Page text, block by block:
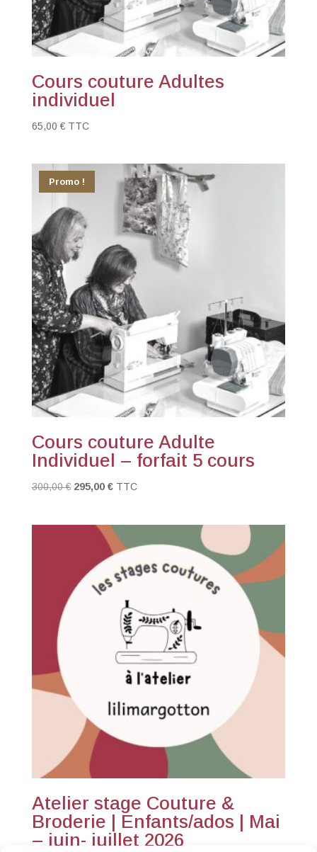
Cours couture Adultes
individuel
65,00€ TTC
Promo !
Cours couture Adulte
Individuel – forfait 5 cours
300,00€ Le
300,00 €.
295,00 €Le
est :
295,00 €.
TTC
Atelier stage Couture &
Broderie | Enfants/ados | Mai
– juin- juillet 2026